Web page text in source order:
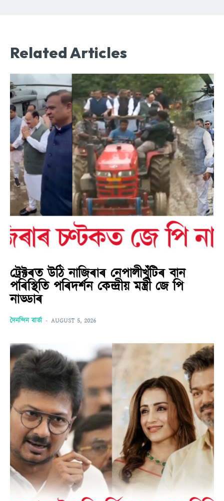
Related Articles
ট্ৰেক্টৰত উঠি নাজিৰাৰ নেপালীখুঁটিৰ বান
পৰিস্থিতি পৰিদৰ্শন কেন্দ্ৰীয় মন্ত্ৰী জে পি
নাড্ডাৰ
দৈনন্দিন বাৰ্তা - AUGUST 5, 2026